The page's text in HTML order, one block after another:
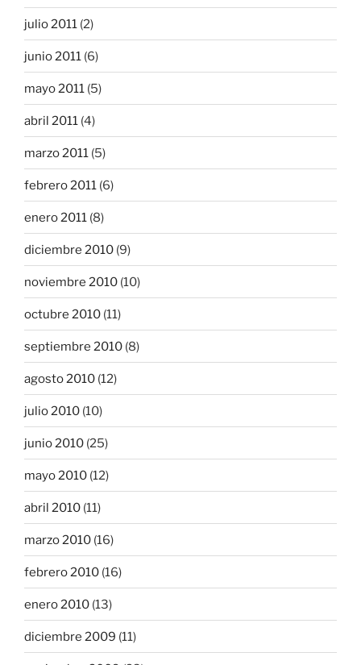
julio 2011 (2)
junio 2011 (6)
mayo 2011 (5)
abril 2011 (4)
marzo 2011 (5)
febrero 2011 (6)
enero 2011 (8)
diciembre 2010 (9)
noviembre 2010 (10)
octubre 2010 (11)
septiembre 2010 (8)
agosto 2010 (12)
julio 2010 (10)
junio 2010 (25)
mayo 2010 (12)
abril 2010 (11)
marzo 2010 (16)
febrero 2010 (16)
enero 2010 (13)
diciembre 2009 (11)